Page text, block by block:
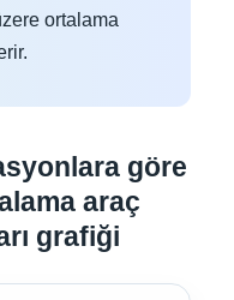
ortalama
göre
araç
grafiği